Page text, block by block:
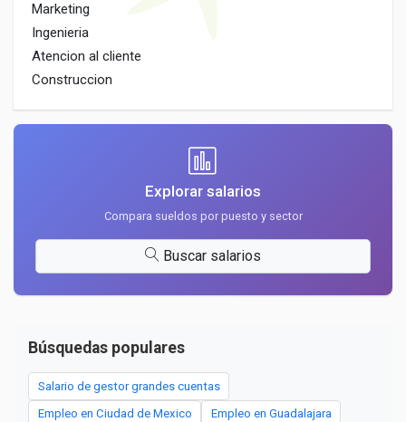
Marketing
Ingenieria
Atencion al cliente
Construccion
Explorar salarios
Compara sueldos por puesto y sector
Buscar salarios
Búsquedas populares
Salario de gestor grandes cuentas
Empleo en Ciudad de Mexico Empleo en Guadalajara